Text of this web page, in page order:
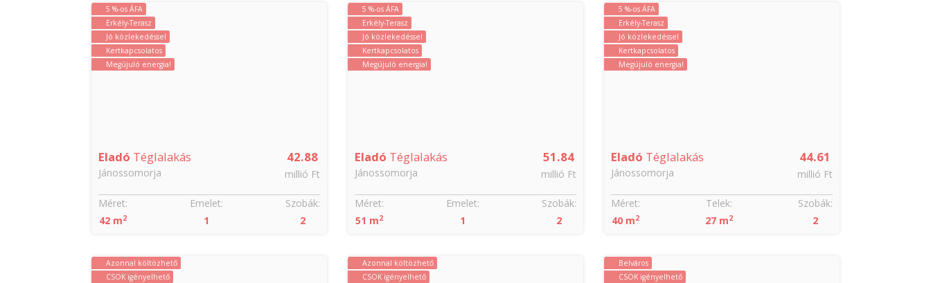
5 %-os ÁFA
Erkély-Terasz
Jó közlekedéssel
Kertkapcsolatos
Megújuló energia!
42.88
millió Ft
Eladó Téglalakás
Jánossomorja
Szobák:
2
Méret:
42 m2
Emelet:
1
5 %-os ÁFA
Erkély-Terasz
Jó közlekedéssel
Kertkapcsolatos
Megújuló energia!
51.84
millió Ft
Eladó Téglalakás
Jánossomorja
Szobák:
2
Méret:
51 m2
Emelet:
1
5 %-os ÁFA
Erkély-Terasz
Jó közlekedéssel
Kertkapcsolatos
Megújuló energia!
44.61
millió Ft
Eladó Téglalakás
Jánossomorja
Szobák:
2
Méret:
40 m2
Telek:
27 m2
Azonnal költözhető
CSOK igényelhető
Azonnal költözhető
CSOK igényelhető
Belváros
CSOK igényelhető